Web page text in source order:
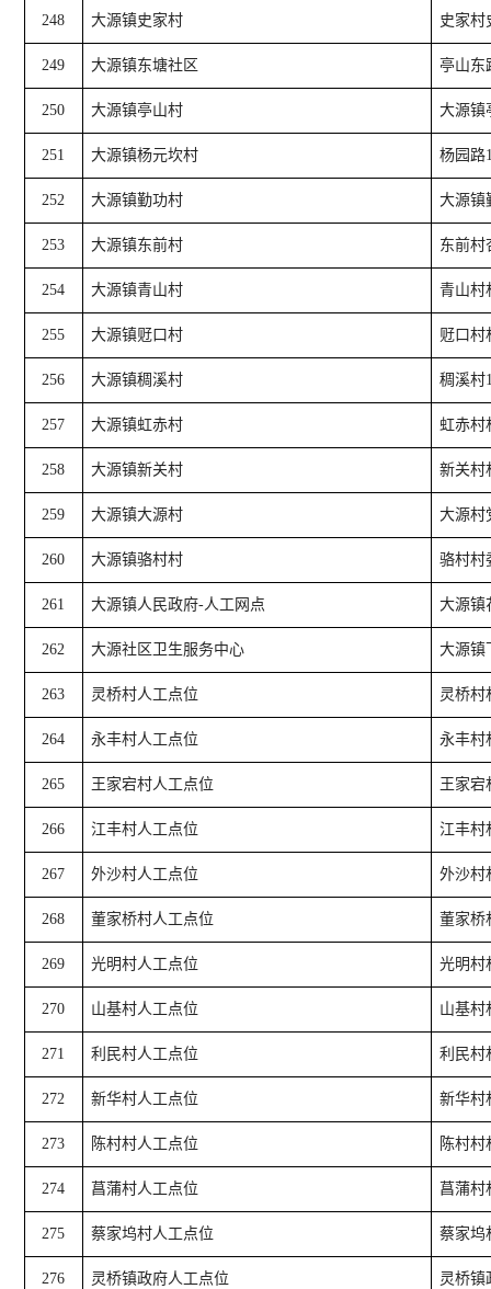
248 大源镇史家村 史家村
249 大源镇东塘社区 亭山东
250 大源镇亭山村 大源镇
251 大源镇杨元坎村 杨园路
252 大源镇勤功村 大源镇
253 大源镇东前村 东前村
254 大源镇青山村 青山村
255 大源镇觃口村 觃口村
256 大源镇稠溪村 稠溪村
257 大源镇虹赤村 虹赤村
258 大源镇新关村 新关村
259 大源镇大源村 大源村
260 大源镇骆村村 骆村村
261 大源镇人民政府-人工网点 大源镇
262 大源社区卫生服务中心 大源镇
263 灵桥村人工点位 灵桥村
264 永丰村人工点位 永丰村
265 王家宕村人工点位 王家宕
266 江丰村人工点位 江丰村
267 外沙村人工点位 外沙村
268 董家桥村人工点位 董家桥
269 光明村人工点位 光明村
270 山基村人工点位 山基村
271 利民村人工点位 利民村
272 新华村人工点位 新华村
273 陈村村人工点位 陈村村
274 菖蒲村人工点位 菖蒲村
275 蔡家坞村人工点位 蔡家坞
276 灵桥镇政府人工点位 灵桥镇